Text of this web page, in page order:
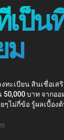
ป็น
ม
ทะเบียน สินเชื่อเส
50,000 บาท จากอ
ๆไม่กี่ข้อ รู้ผลเบื้อง